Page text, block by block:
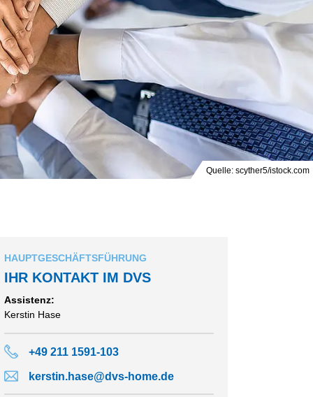
Quelle: scyther5/istock.com
HAUPTGESCHÄFTSFÜHRUNG
IHR KONTAKT IM DVS
Assistenz:
Kerstin Hase
+49 211 1591-103
kerstin.hase@dvs-home.de